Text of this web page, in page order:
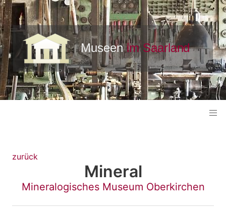
zurück
Mineral
Mineralogisches Museum Oberkirchen